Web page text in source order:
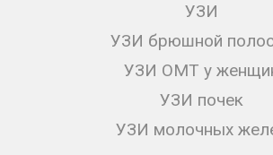
УЗИ
УЗИ брюшной
УЗИ ОМТ у
УЗИ почек
УЗИ молочных